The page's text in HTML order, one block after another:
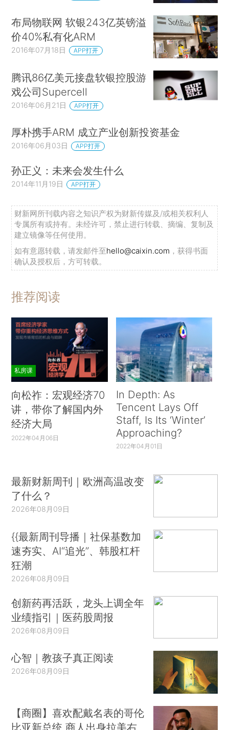
布局物联网 软银243亿英镑溢
价40%私有化ARM
2016年07月18日 APP打开
腾讯86亿美元接盘软银控股游
戏公司Supercell
2016年06月21日 APP打开
厚朴携手ARM 成立产业创新投资基金
2016年06月03日 APP打开
孙正义：未来会发生什么
2014年11月19日 APP打开
财新网所刊载内容之知识产权为财新传媒及/或相关权利人
专属所有或持有。未经许可，禁止进行转载、摘编、复制及
建立镜像等任何使用。
如有意愿转载，请发邮件至hello@caixin.com ，获得书面
确认及授权后，方可转载。
推荐阅读
私房课
向松祚：宏观经济70
讲，带你了解国内外
经济大局
2022年04月06日
In Depth: As
Tencent Lays Off
Staff, Is Its ‘Winter’
Approaching?
2022年04月01日
最新财新周刊｜欧洲高温改变
了什么？
2026年08月09日
{{最新周刊导播｜社保基数加
速夯实、AI“追光”、韩股杠杆
狂潮
2026年08月09日
创新药再活跃，龙头上调全年
业绩指引｜医药股周报
2026年08月09日
心智｜教孩子真正阅读
2026年08月09日
【商圈】喜欢配戴名表的哥伦
比亚新总统 商人出身拉美右